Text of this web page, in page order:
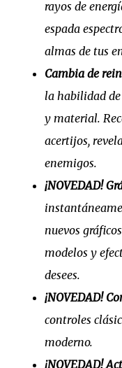
rayos de
espada
almas de tus
Cambia de
la habilidad
y material.
acertijos,
enemigos.
¡NOVEDAD!
nuevos
modelos y
desees.
¡NOVEDAD!
controles
moderno.
¡NOVEDAD!